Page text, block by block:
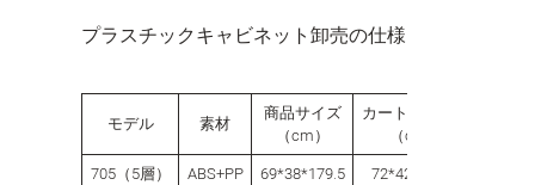
プラスチックキャビネット卸売の仕様
モデル 素材
商品サイズ
（cm）
カートンサイズ
（cm）
705（5層）
ABS+PP 69*38*179.5 72*42.5*42.5